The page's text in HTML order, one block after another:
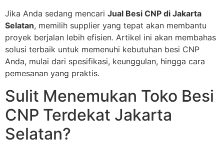
Jika Anda sedang mencari Jual Besi CNP di Jakarta
Selatan, memilih supplier yang tepat akan membantu
proyek berjalan lebih efisien. Artikel ini akan membahas
solusi terbaik untuk memenuhi kebutuhan besi CNP
Anda, mulai dari spesifikasi, keunggulan, hingga cara
pemesanan yang praktis.
Sulit Menemukan Toko Besi
CNP Terdekat Jakarta
Selatan?